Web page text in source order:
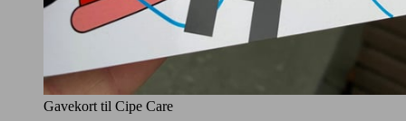
Gavekort til Cipe Care